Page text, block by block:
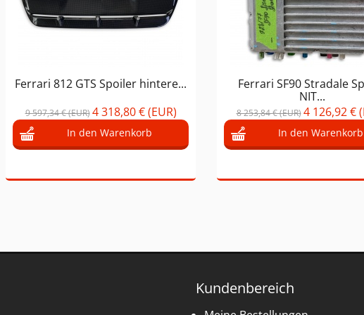
Ferrari 812 GTS Spoiler hintere...
9 597,34 € (EUR) 4 318,80 € (EUR)
In den Warenkorb
Ferrari SF90 Stradale
NIT...
8 253,84 € (EUR) 4 126,92 €
In den Warenkorb
Kundenbereich